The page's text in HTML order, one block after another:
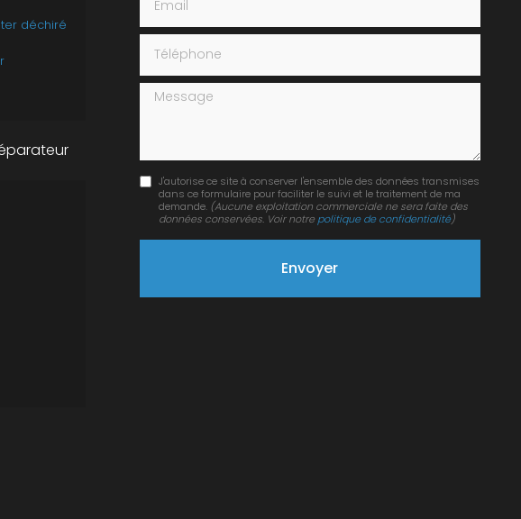
déchiré
Message
J'autorise ce site à conserver l'ensemble des données transmises
dans ce formulaire pour faciliter le suivi et le traitement de ma
demande. (Aucune exploitation commerciale ne sera faite des
données conservées. Voir notre politique de confidentialité)